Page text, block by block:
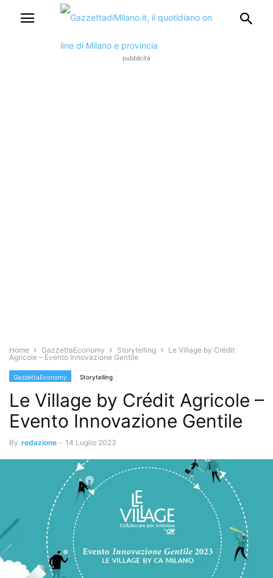
pubblicità
Home GazzettaEconomy Storytelling
Le Village by Crédit
Agricole – Evento Innovazione Gentile
GazzettaEconomy Storytelling
Le Village by Crédit Agricole –
Evento Innovazione Gentile
By redazione - 14 Luglio 2023